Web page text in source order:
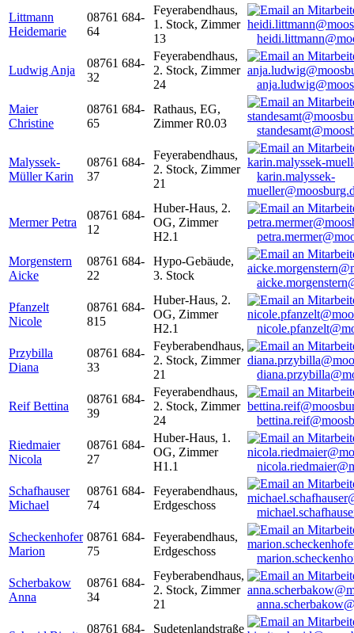
Littmann
Heidemarie
08761 684-
64
Feyerabendhaus,
1. Stock, Zimmer
13
Ludwig Anja
08761 684-
32
Feyerabendhaus,
2. Stock, Zimmer
24
Maier
Christine
08761 684-
65
Rathaus, EG,
Zimmer R0.03
Malyssek-
Müller Karin
08761 684-
37
Feyerabendhaus,
2. Stock, Zimmer
21
karin.malyssek-
Mermer Petra
08761 684-
12
Huber-Haus, 2.
OG, Zimmer
H2.1
Morgenstern
Aicke
08761 684-
22
Hypo-Gebäude,
3. Stock
Pfanzelt
Nicole
08761 684-
815
Huber-Haus, 2.
OG, Zimmer
H2.1
Przybilla
Diana
08761 684-
33
Feyberabendhaus,
2. Stock, Zimmer
21
Reif Bettina
08761 684-
39
Feyerabendhaus,
2. Stock, Zimmer
24
Riedmaier
Nicola
08761 684-
27
Huber-Haus, 1.
OG, Zimmer
H1.1
Schafhauser
Michael
08761 684-
74
Feyerabendhaus,
Erdgeschoss
Scheckenhofer
Marion
08761 684-
75
Feyerabendhaus,
Erdgeschoss
Scherbakow
Anna
08761 684-
34
Feyberabendhaus,
2. Stock, Zimmer
21
08761 684-
Sudetenlandstraße